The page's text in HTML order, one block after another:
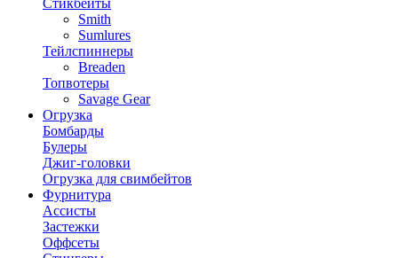
Стикбейты
Smith
Sumlures
Тейлспиннеры
Breaden
Топвотеры
Savage Gear
Огрузка
Бомбарды
Булеры
Джиг-головки
Огрузка для свимбейтов
Фурнитура
Ассисты
Застежки
Оффсеты